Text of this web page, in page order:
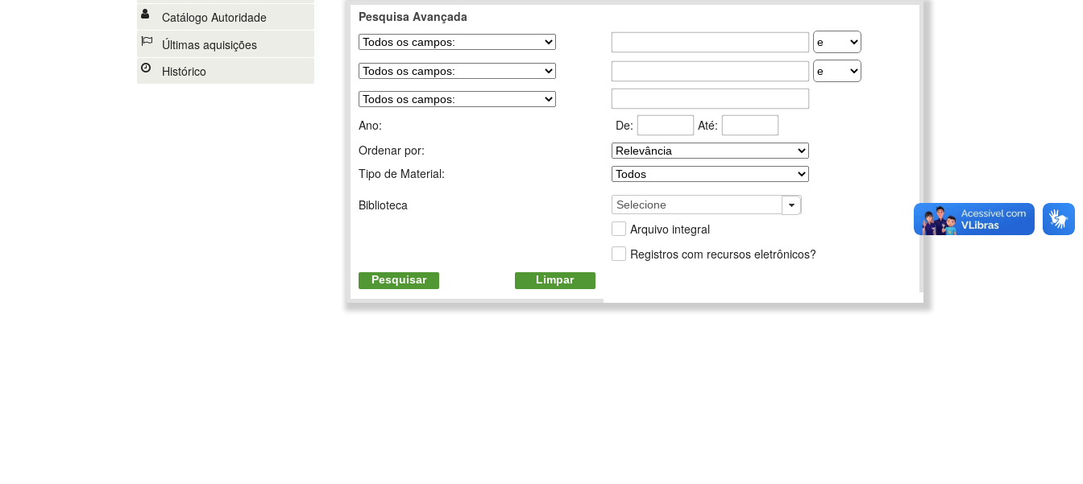
Catálogo Autoridade
Últimas aquisições
Histórico
Pesquisa Avançada
Ano: De:
Até:
Ordenar por:
Tipo de Material:
Biblioteca
Selecione
Arquivo integral
Registros com recursos eletrônicos?
Pesquisar Limpar